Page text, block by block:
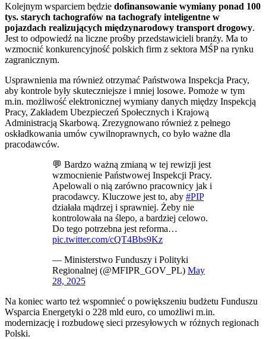
Kolejnym wsparciem będzie dofinansowanie wymiany ponad 100
tys. starych tachografów na tachografy inteligentne w
pojazdach realizujących międzynarodowy transport drogowy.
Jest to odpowiedź na liczne prośby przedstawicieli branży. Ma to
wzmocnić konkurencyjność polskich firm z sektora MŚP na rynku
zagranicznym.
Usprawnienia ma również otrzymać Państwowa Inspekcja Pracy,
aby kontrole były skuteczniejsze i mniej losowe. Pomoże w tym
m.in. możliwość elektronicznej wymiany danych między Inspekcją
Pracy, Zakładem Ubezpieczeń Społecznych i Krajową
Administracją Skarbową. Zrezygnowano również z pełnego
oskładkowania umów cywilnoprawnych, co było ważne dla
pracodawców.
💬 Bardzo ważną zmianą w tej rewizji jest
wzmocnienie Państwowej Inspekcji Pracy.
Apelowali o nią zarówno pracownicy jak i
pracodawcy. Kluczowe jest to, aby #PIP
działała mądrzej i sprawniej. Żeby nie
kontrolowała na ślepo, a bardziej celowo.
Do tego potrzebna jest reforma…
pic.twitter.com/cQT4Bbs9Kz
— Ministerstwo Funduszy i Polityki
Regionalnej (@MFIPR_GOV_PL) May
28, 2025
Na koniec warto też wspomnieć o powiększeniu budżetu Funduszu
Wsparcia Energetyki o 228 mld euro, co umożliwi m.in.
modernizację i rozbudowę sieci przesyłowych w różnych regionach
Polski.